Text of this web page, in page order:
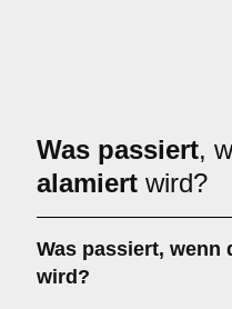
Was passiert,
alamiert wird?
Was passiert, wenn
wird?